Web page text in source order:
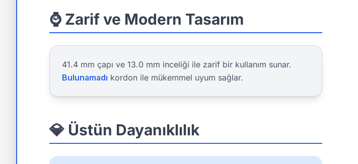
⌚ Zarif ve Modern Tasarım
41.4 mm çapı ve 13.0 mm inceliği ile zarif bir kullanım sunar.
Bulunamadı kordon ile mükemmel uyum sağlar.
💎 Üstün Dayanıklılık